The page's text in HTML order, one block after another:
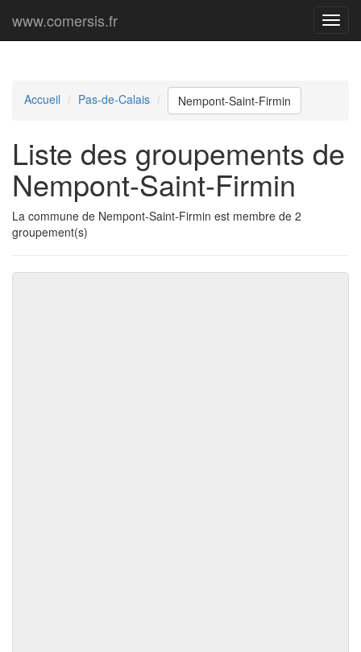
Menu
www.comersis.fr
Accueil Pas-de-Calais Nempont-Saint-Firmin
Liste des groupements de
Nempont-Saint-Firmin
La commune de Nempont-Saint-Firmin est membre de 2
groupement(s)